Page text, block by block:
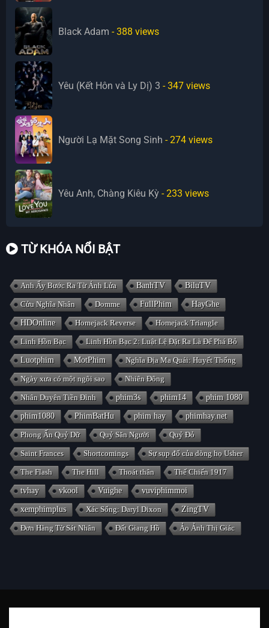
Black Adam - 388 views
Yêu (Kết Hôn và Ly Dị) 3 - 347 views
Người Lạ Mặt Song Sinh - 274 views
Yêu Anh, Chàng Kiêu Kỳ - 233 views
TỪ KHÓA NỔI BẬT
Anh Ấy Bước Ra Từ Ánh Lửa BanhTV BiluTV
Cửu Nghĩa Nhân Domme FullPhim HayGhe
HDOnline Homejack Reverse Homejack Triangle
Linh Hồn Bạc Linh Hồn Bạc 2: Luật Lệ Đặt Ra Là Để Phá Bỏ
Luotphim MotPhim Nghĩa Địa Ma Quái: Huyết Thống
Ngày xưa có một ngôi sao Nhiên Đông
Nhân Duyên Tiền Đình phim3s phim14 phim 1080
phim1080 PhimBatHu phim hay phimhay.net
Phong Ấn Quỷ Dữ Quỷ Săn Người Quỷ Đỏ
Saint Frances Shortcomings Sự sụp đổ của dòng họ Usher
The Flash The Hill Thoát thân Thế Chiến 1917
tvhay vkool Vuighe vuviphimmoi
xemphimplus Xác Sống: Daryl Dixon ZingTV
Đơn Hàng Từ Sát Nhân Đất Giang Hồ Ảo Ảnh Thị Giác